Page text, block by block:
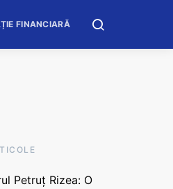
FINANCIARĂ
Petruț Rizea: O